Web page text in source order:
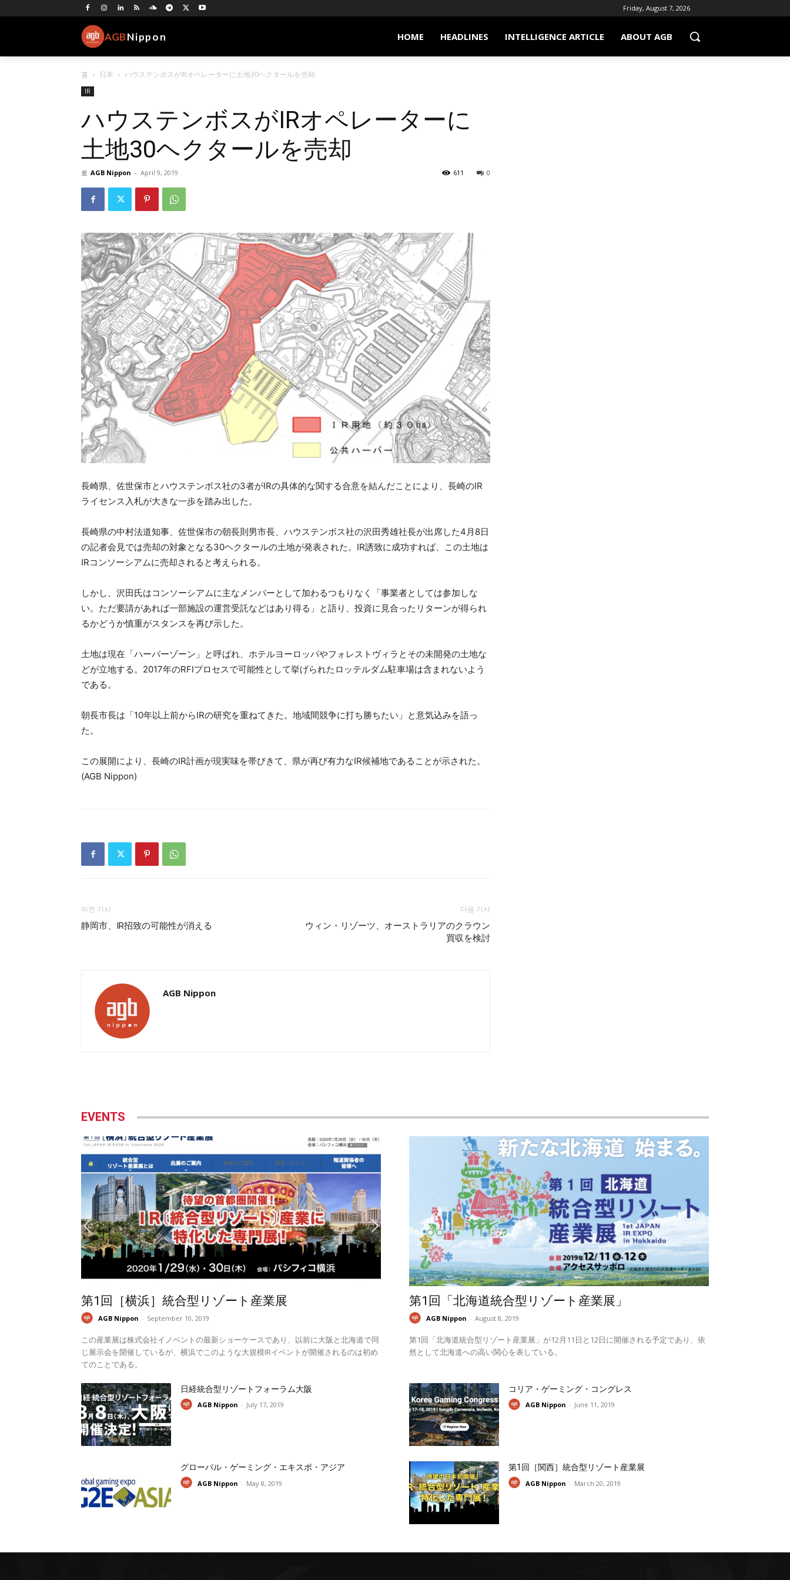
Friday, August 7, 2026
AGBNippon HOME HEADLINES INTELLIGENCE ARTICLE ABOUT AGB
홈 日本 ハウステンボスがIRオペレーターに土地30ヘクタールを売却
IR
ハウステンボスがIRオペレーターに
土地30ヘクタールを売却
로 AGB Nippon - April 9, 2019 0
611
長崎県、佐世保市とハウステンボス社の3者がIRの具体的な関する合意を結んだことにより、長崎のIR
ライセンス入札が大きな一歩を踏み出した。
長崎県の中村法道知事、佐世保市の朝長則男市長、ハウステンボス社の沢田秀雄社長が出席した4月8日
の記者会見では売却の対象となる30ヘクタールの土地が発表された。IR誘致に成功すれば、この土地は
IRコンソーシアムに売却されると考えられる。
しかし、沢田氏はコンソーシアムに主なメンバーとして加わるつもりなく「事業者としては参加しな
い。ただ要請があれば一部施設の運営受託などはあり得る」と語り、投資に見合ったリターンが得られ
るかどうか慎重がスタンスを再び示した。
土地は現在「ハーバーゾーン」と呼ばれ、ホテルヨーロッパやフォレストヴィラとその未開発の土地な
どが立地する。2017年のRFIプロセスで可能性として挙げられたロッテルダム駐車場は含まれないよう
である。
朝長市長は「10年以上前からIRの研究を重ねてきた。地域間競争に打ち勝ちたい」と意気込みを語っ
た。
この展開により、長崎のIR計画が現実味を帯びきて、県が再び有力なIR候補地であることが示された。
(AGB Nippon)
이전 기사
静岡市、IR招致の可能性が消える
다음 기사
ウィン・リゾーツ、オーストラリアのクラウン
買収を検討
AGB Nippon
EVENTS
第1回［横浜］統合型リゾート産業展
AGB Nippon - September 10, 2019
この産業展は株式会社イノベントの最新ショーケースであり、以前に大阪と北海道で同
じ展示会を開催しているが、横浜でこのような大規模IRイベントが開催されるのは初め
てのことである。
第1回「北海道統合型リゾート産業展」
AGB Nippon - August 8, 2019
第1回「北海道統合型リゾート産業展」が12月11日と12日に開催される予定であり、依
然として北海道への高い関心を表している。
日経統合型リゾートフォーラム大阪
AGB Nippon - July 17, 2019
コリア・ゲーミング・コングレス
AGB Nippon - June 11, 2019
グローバル・ゲーミング・エキスポ・アジア
AGB Nippon - May 8, 2019
第1回［関西］統合型リゾート産業展
AGB Nippon - March 20, 2019